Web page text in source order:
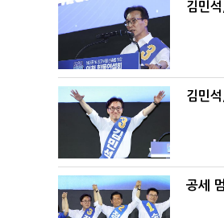
김민
김민
공세